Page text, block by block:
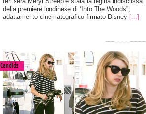
della premiere londinese di “Into The Woods”,
adattamento cinematografico firmato Disney […]
Candids